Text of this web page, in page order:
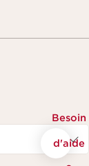
Besoin
d'aide